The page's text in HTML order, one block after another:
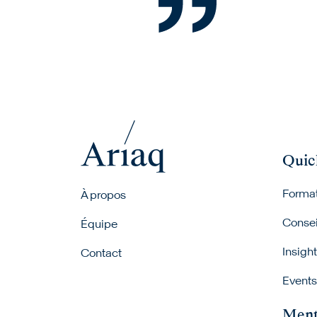
Footer menu
À propos
Équipe
Contact
Events